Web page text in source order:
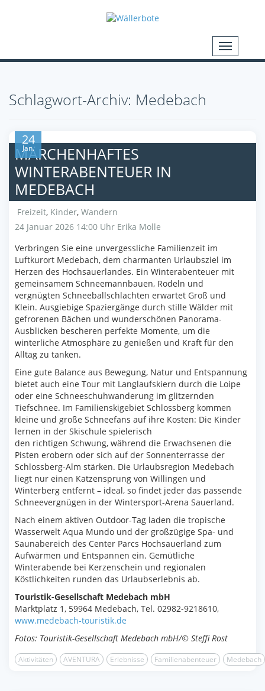
Schlagwort-Archiv: Medebach
24
Jan.
MÄRCHENHAFTES
WINTERABENTEUER IN
MEDEBACH
Freizeit, Kinder, Wandern
24 Januar 2026 14:00 Uhr Erika Molle
Verbringen Sie eine unvergessliche Familienzeit im
Luftkurort Medebach, dem charmanten Urlaubsziel im
Herzen des Hochsauerlandes. Ein Winterabenteuer mit
gemeinsamem Schneemannbauen, Rodeln und
vergnügten Schneeballschlachten erwartet Groß und
Klein. Ausgiebige Spaziergänge durch stille Wälder mit
gefrorenen Bächen und wunderschönen Panorama-
Ausblicken bescheren perfekte Momente, um die
winterliche Atmosphäre zu genießen und Kraft für den
Alltag zu tanken.
Eine gute Balance aus Bewegung, Natur und Entspannung
bietet auch eine Tour mit Langlaufskiern durch die Loipe
oder eine Schneeschuhwanderung im glitzernden
Tiefschnee. Im Familienskigebiet Schlossberg kommen
kleine und große Schneefans auf ihre Kosten: Die Kinder
lernen in der Skischule spielerisch
den richtigen Schwung, während die Erwachsenen die
Pisten erobern oder sich auf der Sonnenterrasse der
Schlossberg-Alm stärken. Die Urlaubsregion Medebach
liegt nur einen Katzensprung von Willingen und
Winterberg entfernt – ideal, so findet jeder das passende
Schneevergnügen in der Wintersport-Arena Sauerland.
Nach einem aktiven Outdoor-Tag laden die tropische
Wasserwelt Aqua Mundo und der großzügige Spa- und
Saunabereich des Center Parcs Hochsauerland zum
Aufwärmen und Entspannen ein. Gemütliche
Winterabende bei Kerzenschein und regionalen
Köstlichkeiten runden das Urlaubserlebnis ab.
Touristik-Gesellschaft Medebach mbH
Marktplatz 1, 59964 Medebach, Tel. 02982-9218610,
www.medebach-touristik.de
Fotos: Touristik-Gesellschaft Medebach mbH/© Steffi Rost
Aktivitäten AVENTURA Erlebnisse Familienabenteuer Medebach